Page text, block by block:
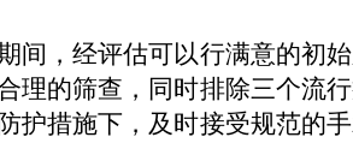
间，经评估可以行满意的初
理的筛查，同时排除三个流
护措施下，及时接受规范的